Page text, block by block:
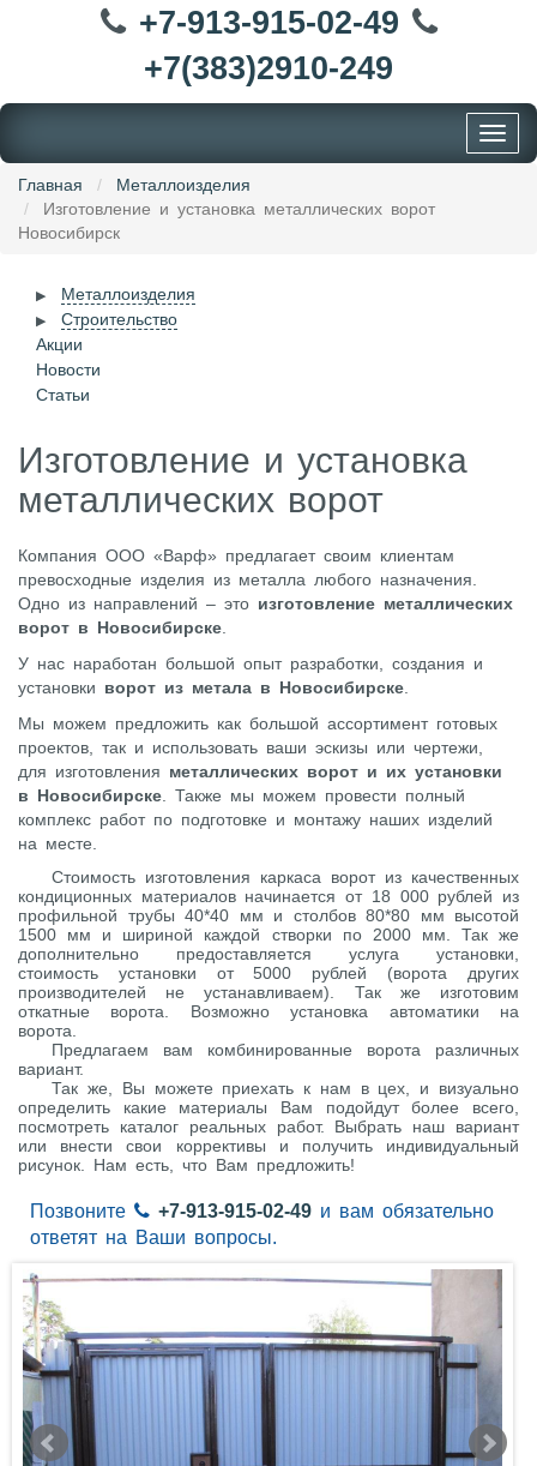
+7-913-915-02-49
+7(383)2910-249
Toggle
Главная
Металлоизделия
Изготовление и установка металлических ворот
Новосибирск
Металлоизделия
Строительство
Акции
Новости
Статьи
Изготовление и установка
металлических ворот
Компания ООО «Варф» предлагает своим клиентам
превосходные изделия из металла любого назначения.
Одно из направлений – это изготовление металлических
ворот в Новосибирске
У нас наработан большой опыт разработки, создания и
установки ворот из метала в Новосибирске
Мы можем предложить как большой ассортимент готовых
проектов, так и использовать ваши эскизы или чертежи,
для изготовления металлических ворот и их установки
в Новосибирске . Также мы можем провести полный
комплекс работ по подготовке и монтажу наших изделий
на месте.
Стоимость изготовления каркаса ворот из качественных
кондиционных материалов начинается от 18 000 рублей из
профильной трубы 40*40 мм и столбов 80*80 мм высотой
1500 мм и шириной каждой створки по 2000 мм. Так же
дополнительно предоставляется услуга установки,
стоимость установки от 5000 рублей (ворота других
производителей не устанавливаем). Так же изготовим
откатные ворота. Возможно установка автоматики на
ворота.
Предлагаем вам комбинированные ворота различных
вариант.
Так же, Вы можете приехать к нам в цех, и визуально
определить какие материалы Вам подойдут более всего,
посмотреть каталог реальных работ. Выбрать наш вариант
или внести свои коррективы и получить индивидуальный
рисунок. Нам есть, что Вам предложить!
Позвоните +7-913-915-02-49 и вам обязательно
ответят на Ваши вопросы.